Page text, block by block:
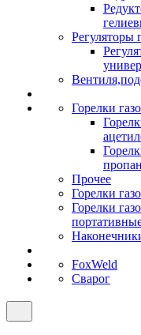
Регуляторы
Горелки
Прочее
Горелки
Горелки
FoxWeld
Сварог